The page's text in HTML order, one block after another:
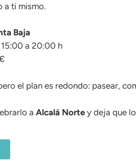
a ti mismo.
Baja
15:00 a 20:00 h
el plan es redondo: pasear,
a Alcalá Norte y deja que